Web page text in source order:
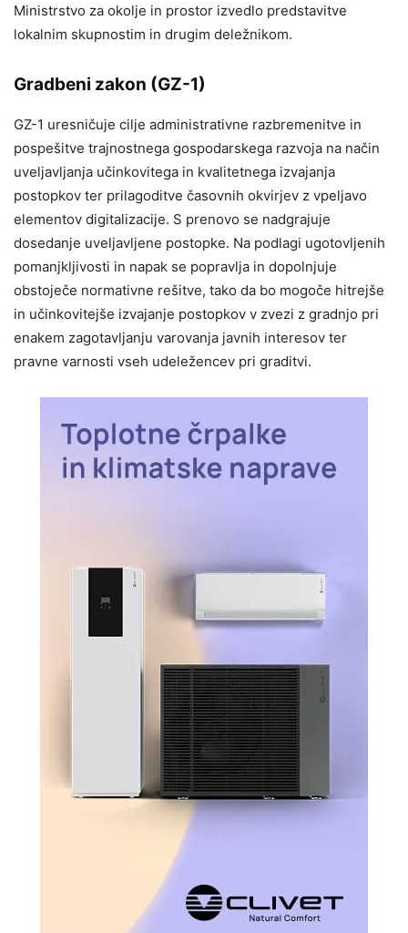
Ministrstvo za okolje in prostor izvedlo predstavitve
lokalnim skupnostim in drugim deležnikom.
Gradbeni zakon (GZ-1)
GZ-1 uresničuje cilje administrativne razbremenitve in
pospešitve trajnostnega gospodarskega razvoja na način
uveljavljanja učinkovitega in kvalitetnega izvajanja
postopkov ter prilagoditve časovnih okvirjev z vpeljavo
elementov digitalizacije. S prenovo se nadgrajuje
dosedanje uveljavljene postopke. Na podlagi ugotovljenih
pomanjkljivosti in napak se popravlja in dopolnjuje
obstoječe normativne rešitve, tako da bo mogoče hitrejše
in učinkovitejše izvajanje postopkov v zvezi z gradnjo pri
enakem zagotavljanju varovanja javnih interesov ter
pravne varnosti vseh udeležencev pri graditvi.